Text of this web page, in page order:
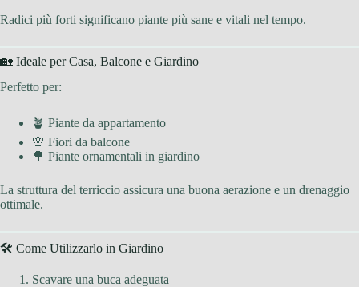
Radici più forti significano piante più sane e vitali nel tempo.
🏡 Ideale per Casa, Balcone e Giardino
Perfetto per:
🪴 Piante da appartamento
🌸 Fiori da balcone
🌳 Piante ornamentali in giardino
La struttura del terriccio assicura una buona aerazione e un drenaggio
ottimale.
🛠️ Come Utilizzarlo in Giardino
Scavare una buca adeguata